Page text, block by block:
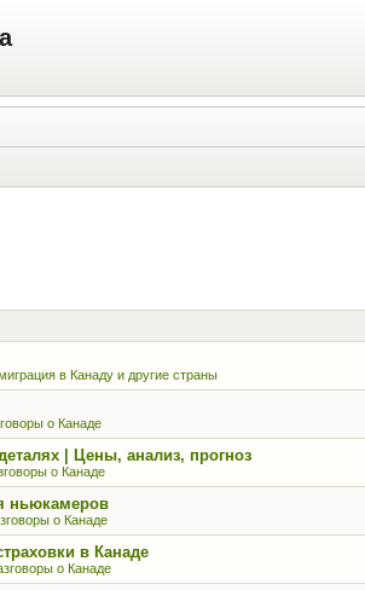
в Канаду и другие страны
о Канаде
| Цены, анализ, прогноз
о Канаде
ньюкамеров
о Канаде
в Канаде
о Канаде